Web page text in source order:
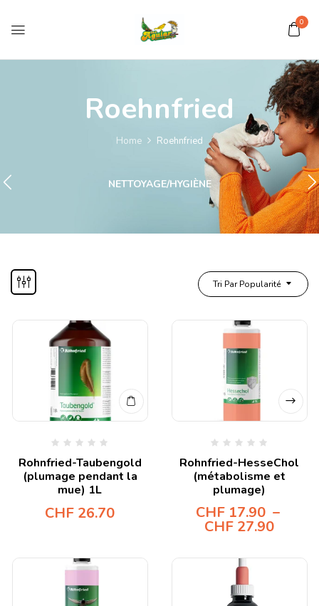
0
Roehnfried
Home Roehnfried
NETTOYAGE/HYGIÈNE
Tri Par Popularité
Rohnfried-Taubengold
(plumage pendant la
mue) 1L
CHF 26.70
Rohnfried-HesseChol
(métabolisme et
plumage)
CHF17.90 –
CHF 27.90